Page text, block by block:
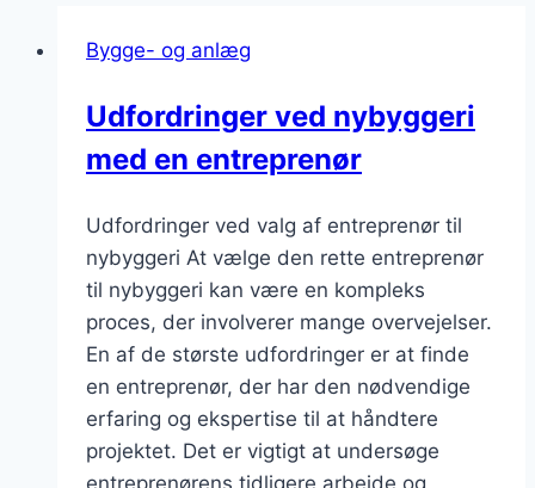
Bygge- og anlæg
Udfordringer ved nybyggeri
med en entreprenør
Udfordringer ved valg af entreprenør til
nybyggeri At vælge den rette entreprenør
til nybyggeri kan være en kompleks
proces, der involverer mange overvejelser.
En af de største udfordringer er at finde
en entreprenør, der har den nødvendige
erfaring og ekspertise til at håndtere
projektet. Det er vigtigt at undersøge
entreprenørens tidligere arbejde og